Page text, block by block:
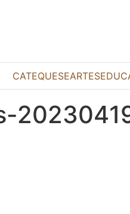
CATEQUESEARTES